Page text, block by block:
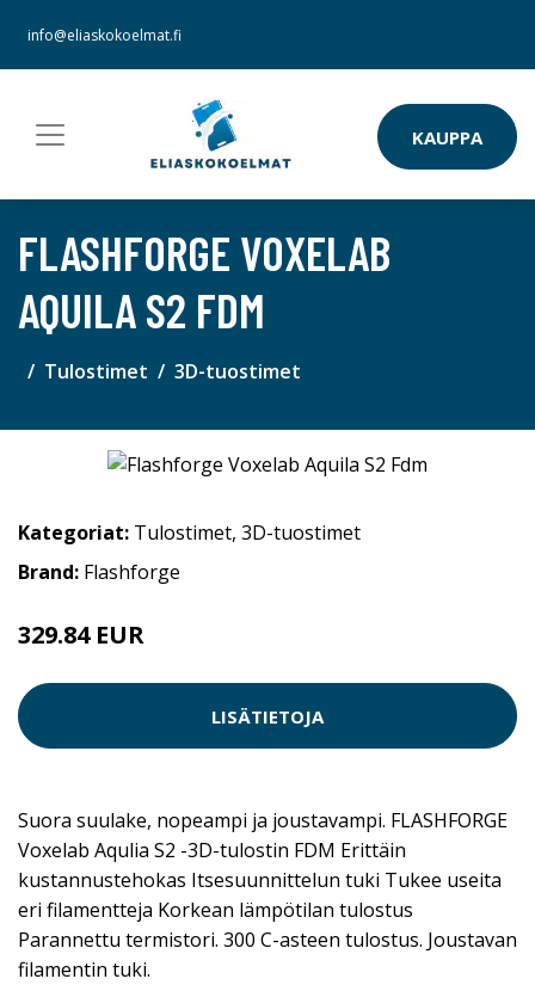
info@eliaskokoelmat.fi
KAUPPA
FLASHFORGE VOXELAB
AQUILA S2 FDM
Tulostimet 3D-tuostimet
Kategoriat: Tulostimet, 3D-tuostimet
Brand: Flashforge
329.84 EUR
LISÄTIETOJA
Suora suulake, nopeampi ja joustavampi. FLASHFORGE
Voxelab Aqulia S2 -3D-tulostin FDM Erittäin
kustannustehokas Itsesuunnittelun tuki Tukee useita
eri filamentteja Korkean lämpötilan tulostus
Parannettu termistori. 300 C-asteen tulostus. Joustavan
filamentin tuki.